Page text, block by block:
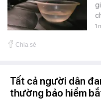
1
Chia sẻ
Tất cả người dân
thường bảo hiểm